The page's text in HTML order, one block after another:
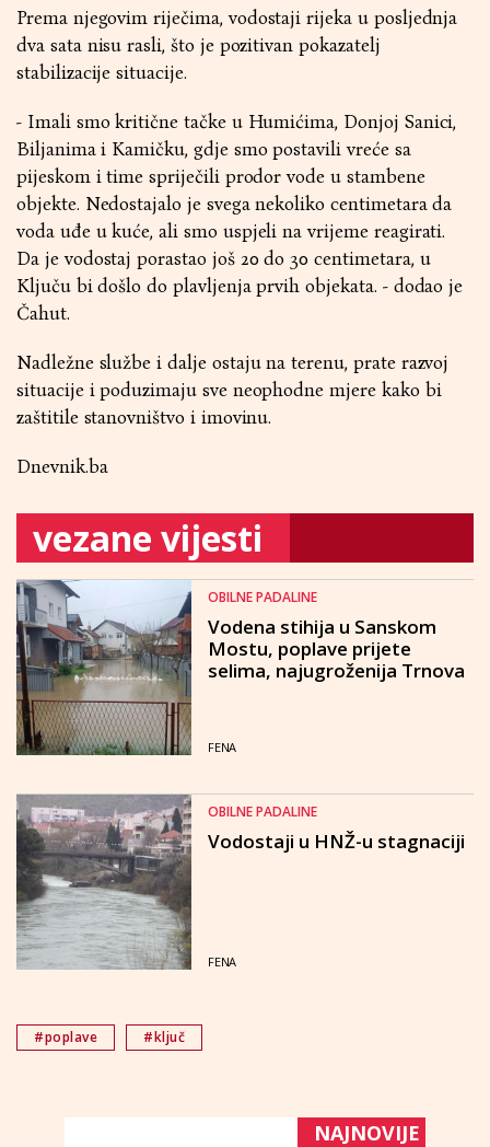
Prema njegovim riječima, vodostaji rijeka u posljednja
dva sata nisu rasli, što je pozitivan pokazatelj
stabilizacije situacije.
- Imali smo kritične tačke u Humićima, Donjoj Sanici,
Biljanima i Kamičku, gdje smo postavili vreće sa
pijeskom i time spriječili prodor vode u stambene
objekte. Nedostajalo je svega nekoliko centimetara da
voda uđe u kuće, ali smo uspjeli na vrijeme reagirati.
Da je vodostaj porastao još 20 do 30 centimetara, u
Ključu bi došlo do plavljenja prvih objekata. - dodao je
Čahut.
Nadležne službe i dalje ostaju na terenu, prate razvoj
situacije i poduzimaju sve neophodne mjere kako bi
zaštitile stanovništvo i imovinu.
Dnevnik.ba
vezane vijesti
OBILNE PADALINE
Vodena stihija u Sanskom
Mostu, poplave prijete
selima, najugroženija Trnova
FENA
OBILNE PADALINE
Vodostaji u HNŽ-u stagnaciji
FENA
#poplave #ključ
NAJNOVIJE